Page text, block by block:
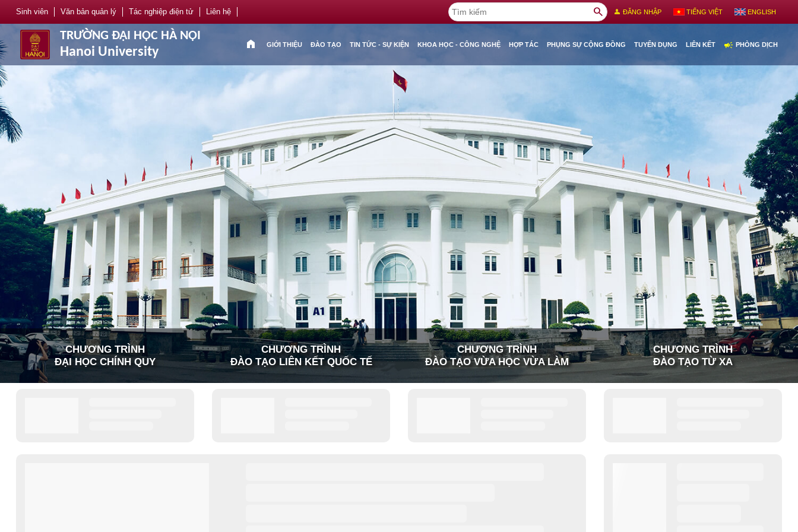
Sinh viên Văn bản quản lý Tác nghiệp điện tử Liên hệ search person ĐĂNG NHẬP TIẾNG VIỆT ENGLISH
TRƯỜNG ĐẠI HỌC HÀ NỘI
Hanoi University
home GIỚI THIỆU ĐÀO TẠO TIN TỨC - SỰ KIỆN KHOA HỌC - CÔNG NGHỆ HỢP TÁC PHỤNG SỰ CỘNG ĐỒNG TUYỂN DỤNG LIÊN KẾT campaign PHÒNG DỊCH
CHƯƠNG TRÌNH
ĐẠI HỌC CHÍNH QUY
CHƯƠNG TRÌNH
ĐÀO TẠO LIÊN KẾT QUỐC TẾ
CHƯƠNG TRÌNH
ĐÀO TẠO VỪA HỌC VỪA LÀM
CHƯƠNG TRÌNH
ĐÀO TẠO TỪ XA